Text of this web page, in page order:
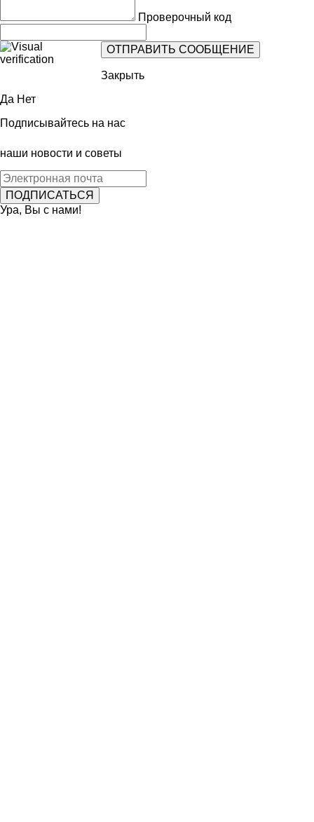
Проверочный код
Закрыть
Да Нет
Подписывайтесь на нас
наши новости и советы
Ура, Вы с нами!